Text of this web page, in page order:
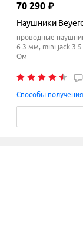
70 290 ₽
Наушники
проводные
6.3 мм, mini jack 3.5
Ом
Способы получения